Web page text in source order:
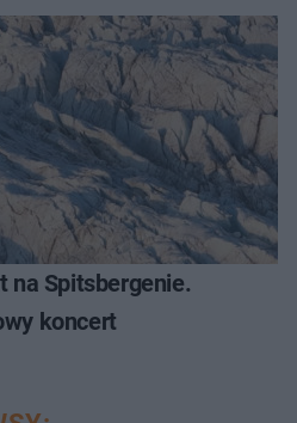
na Spitsbergenie.
koncert